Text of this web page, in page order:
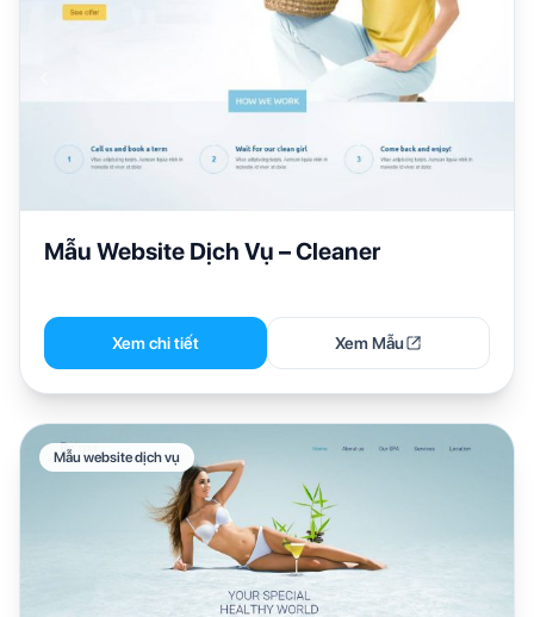
Mẫu Website Dịch Vụ – Cleaner
Xem chi tiết Xem Mẫu
Mẫu website dịch vụ